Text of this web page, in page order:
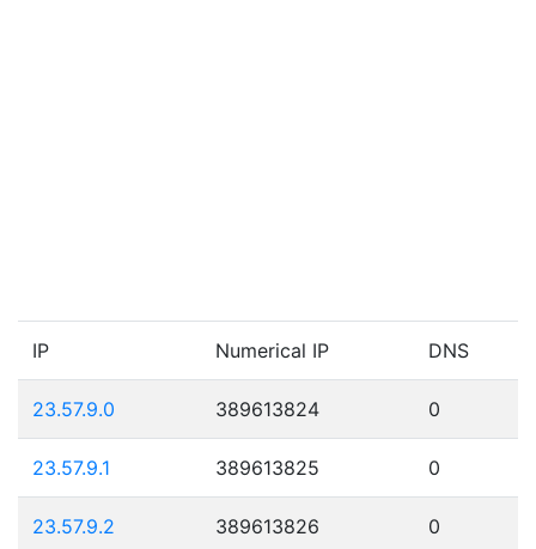
IP Numerical IP DNS
23.57.9.0 389613824 0
23.57.9.1 389613825 0
23.57.9.2 389613826 0